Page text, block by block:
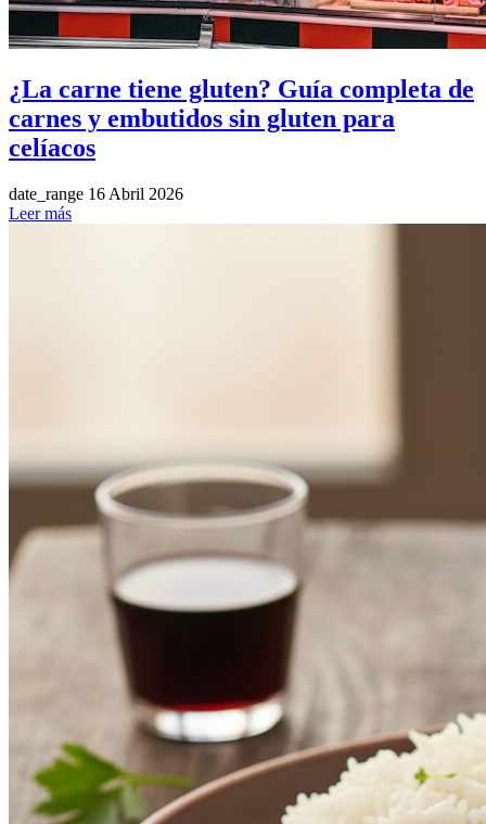
¿La carne tiene gluten? Guía completa de
carnes y embutidos sin gluten para
celíacos
date_range 16 Abril 2026
Leer más